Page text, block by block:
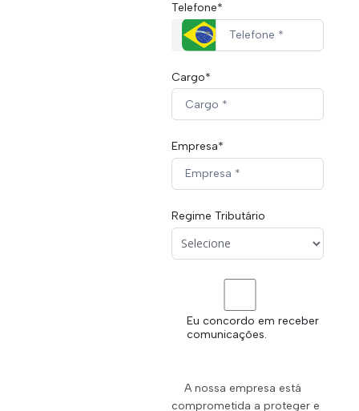
Telefone*
Cargo*
Empresa*
Regime Tributário
Eu concordo em receber
comunicações.
A nossa empresa está
comprometida a proteger e